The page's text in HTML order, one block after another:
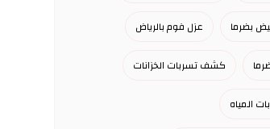
بضرما عزل فوم بالرياض
كشف تسربات الخزانات
المياه